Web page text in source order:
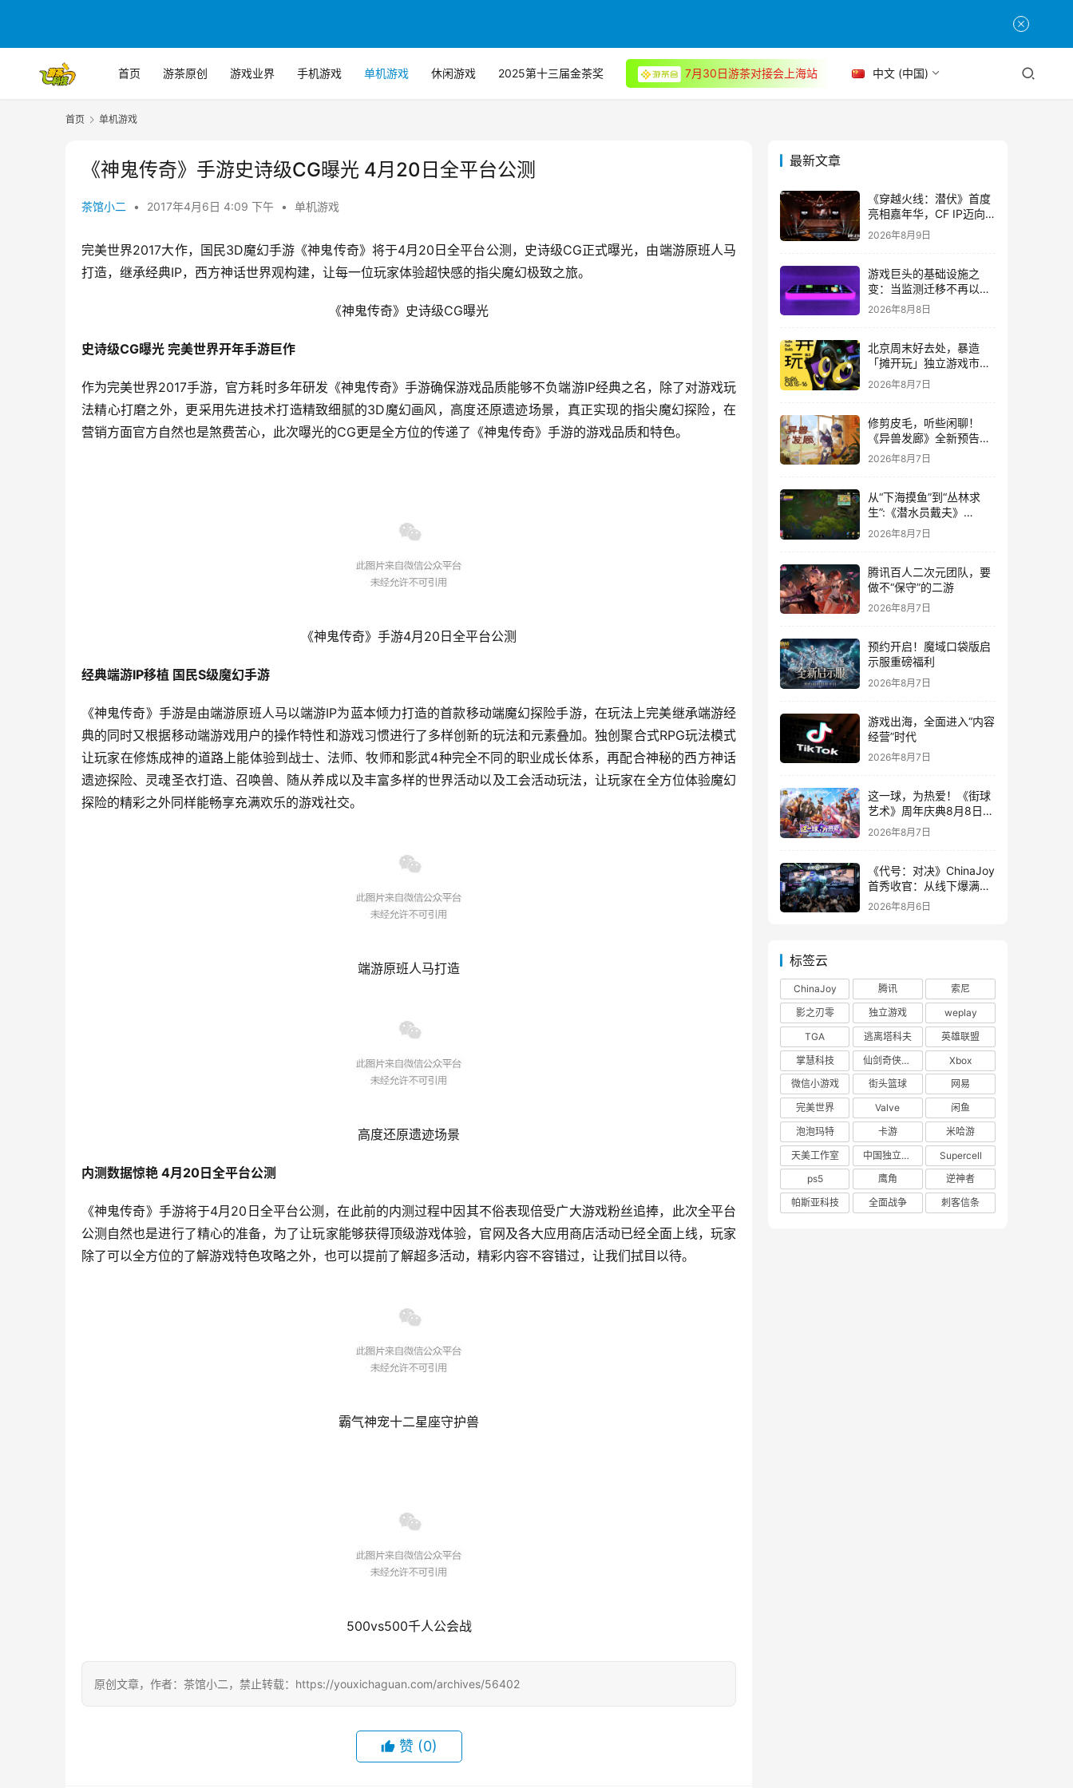
首页 游茶原创 游戏业界 手机游戏 单机游戏 休闲游戏 2025第十三届金茶奖 7月30日游茶对接会上海站 中文 (中国)
首页 单机游戏
《神鬼传奇》手游史诗级CG曝光 4月20日全平台公测
茶馆小二 • 2017年4月6日 4:09 下午 • 单机游戏
完美世界2017大作，国民3D魔幻手游《神鬼传奇》将于4月20日全平台公测，史诗级CG正式曝光，由端游原班人马
打造，继承经典IP，西方神话世界观构建，让每一位玩家体验超快感的指尖魔幻极致之旅。
《神鬼传奇》史诗级CG曝光
史诗级CG曝光 完美世界开年手游巨作
作为完美世界2017手游，官方耗时多年研发《神鬼传奇》手游确保游戏品质能够不负端游IP经典之名，除了对游戏玩
法精心打磨之外，更采用先进技术打造精致细腻的3D魔幻画风，高度还原遗迹场景，真正实现的指尖魔幻探险，在
营销方面官方自然也是煞费苦心，此次曝光的CG更是全方位的传递了《神鬼传奇》手游的游戏品质和特色。
《神鬼传奇》手游4月20日全平台公测
经典端游IP移植 国民S级魔幻手游
《神鬼传奇》手游是由端游原班人马以端游IP为蓝本倾力打造的首款移动端魔幻探险手游，在玩法上完美继承端游经
典的同时又根据移动端游戏用户的操作特性和游戏习惯进行了多样创新的玩法和元素叠加。独创聚合式RPG玩法模式
让玩家在修炼成神的道路上能体验到战士、法师、牧师和影武4种完全不同的职业成长体系，再配合神秘的西方神话
遗迹探险、灵魂圣衣打造、召唤兽、随从养成以及丰富多样的世界活动以及工会活动玩法，让玩家在全方位体验魔幻
探险的精彩之外同样能畅享充满欢乐的游戏社交。
端游原班人马打造
高度还原遗迹场景
内测数据惊艳 4月20日全平台公测
《神鬼传奇》手游将于4月20日全平台公测，在此前的内测过程中因其不俗表现倍受广大游戏粉丝追捧，此次全平台
公测自然也是进行了精心的准备，为了让玩家能够获得顶级游戏体验，官网及各大应用商店活动已经全面上线，玩家
除了可以全方位的了解游戏特色攻略之外，也可以提前了解超多活动，精彩内容不容错过，让我们拭目以待。
霸气神宠十二星座守护兽
500vs500千人公会战
原创文章，作者：茶馆小二，禁止转载：https://youxichaguan.com/archives/56402
赞 (0)
最新文章
《穿越火线：潜伏》首度
亮相嘉年华，CF IP迈向
3A叙事新高度
2026年8月9日
游戏巨头的基础设施之
变：当监测迁移不再以中
断为代价
2026年8月8日
北京周末好去处，暴造
「摊开玩」独立游戏市集
正式开票！
2026年8月7日
修剪皮毛，听些闲聊！
《异兽发廊》全新预告与
Steam免费试玩公开
2026年8月7日
从“下海摸鱼”到“丛林求
生”:《潜水员戴夫》
DLC《丛林》移动端定档
8月14日
2026年8月7日
腾讯百人二次元团队，要
做不“保守”的二游
2026年8月7日
预约开启！魔域口袋版启
示服重磅福利
2026年8月7日
游戏出海，全面进入“内容
经营”时代
2026年8月7日
这一球，为热爱！《街球
艺术》周年庆典8月8日正
式上线，多重福利与全新
内容同步开启
2026年8月7日
《代号：对决》ChinaJoy
首秀收官：从线下爆满看
见玩家的真实期待
2026年8月6日
标签云
ChinaJoy 腾讯
索尼
影之刃零
独立游戏
weplay
TGA
逃离塔科夫
英雄联盟
掌慧科技
仙剑奇侠传四
Xbox
微信小游戏
街头篮球
网易
完美世界
Valve
闲鱼
泡泡玛特
卡游
米哈游
天美工作室
中国独立游戏联盟
Supercell
ps5
鹰角
逆神者
帕斯亚科技
全面战争 刺客信条